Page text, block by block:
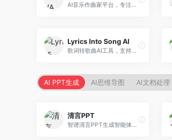
AI音乐作曲家平台，专注于古典和影视配乐创作。面向影视制作人和游戏开发者，提供原创音乐生成、配乐定制等服务，音乐风格专业，适合影视游戏配乐。
Lyrics Into Song AI
歌词转歌曲AI工具，支持将歌词转化为完整歌曲。面向歌词创作者和音乐爱好者，提供歌词谱曲、编曲制作等服务，歌词音乐化效率高。
AI PPT生成 AI思维导图 AI文档处理
清言PPT
智谱清言PPT生成智能体，基于GLM大模型。面向智谱用户，支持对话生成PPT、内容优化等服务，与智谱生态深度整合。